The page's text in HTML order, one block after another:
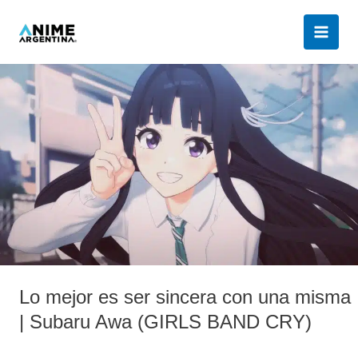
Lo mejor es ser sincera con una misma
| Subaru Awa (GIRLS BAND CRY)
mejor
es
ser
sincera
con
una
misma
Subaru
(GIRLS
BAND
CRY)